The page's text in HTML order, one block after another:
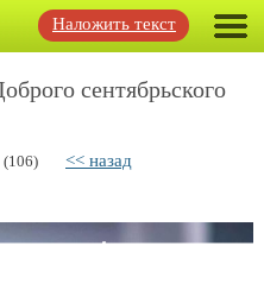
Наложить текст
сентябрьского
(106) << назад